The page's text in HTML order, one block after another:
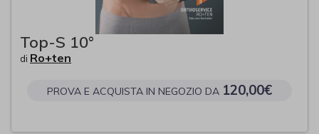
Top-S 10°
di Ro+ten
PROVA E ACQUISTA IN NEGOZIO DA 120,00€